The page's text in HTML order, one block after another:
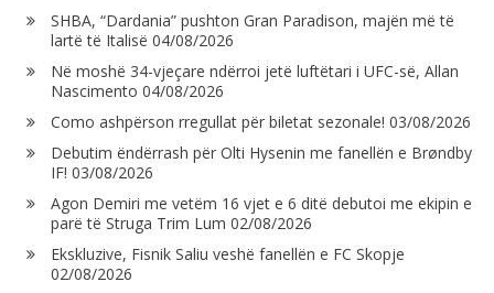
SHBA, “Dardania” pushton Gran Paradison, majën më të
lartë të Italisë 04/08/2026
Në moshë 34-vjeçare ndërroi jetë luftëtari i UFC-së, Allan
Nascimento 04/08/2026
Como ashpërson rregullat për biletat sezonale! 03/08/2026
Debutim ëndërrash për Olti Hysenin me fanellën e Brøndby
IF! 03/08/2026
Agon Demiri me vetëm 16 vjet e 6 ditë debutoi me ekipin e
parë të Struga Trim Lum 02/08/2026
Ekskluzive, Fisnik Saliu veshë fanellën e FC Skopje
02/08/2026